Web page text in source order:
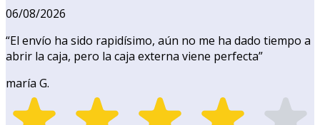
06/08/2026
“El envío ha sido rapidísimo, aún no me ha dado tiempo a
abrir la caja, pero la caja externa viene perfecta”
maría G.